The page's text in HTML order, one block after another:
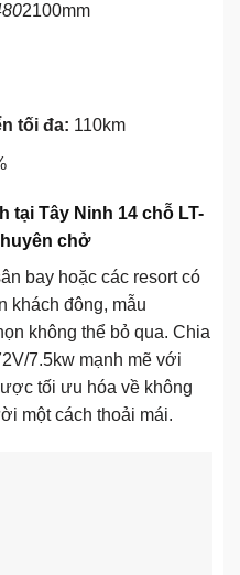
2100mm
tối đa: 110km
tại Tây Ninh 14 chỗ LT-
chở
bay hoặc các resort có
khách đông, mẫu
không thể bỏ qua. Chia
7.5kw mạnh mẽ với
tối ưu hóa về không
một cách thoải mái.